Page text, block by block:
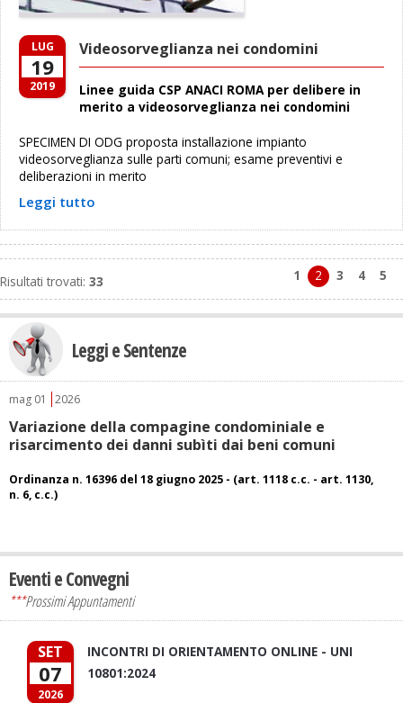
LUG
19
2019
Videosorveglianza nei condomini
Linee guida CSP ANACI ROMA per delibere in
merito a videosorveglianza nei condomini
SPECIMEN DI ODG proposta installazione impianto
videosorveglianza sulle parti comuni; esame preventivi e
deliberazioni in merito
Leggi tutto
1 2 3 4 5
Risultati trovati: 33
Leggi e Sentenze
mag 01 2026
Variazione della compagine condominiale e
risarcimento dei danni subìti dai beni comuni
Ordinanza n. 16396 del 18 giugno 2025 - (art. 1118 c.c. - art. 1130,
n. 6, c.c.)
Eventi e Convegni
***Prossimi Appuntamenti
SET
07
2026
INCONTRI DI ORIENTAMENTO ONLINE - UNI
10801:2024